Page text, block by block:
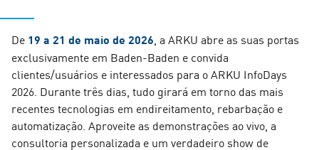
De 19 a 21 de maio de 2026 , a ARKU abre as suas portas
exclusivamente em Baden-Baden e convida
clientes/usuários e interessados para o ARKU InfoDays
2026. Durante três dias, tudo girará em torno das mais
recentes tecnologias em endireitamento, rebarbação e
automatização. Aproveite as demonstrações ao vivo, a
consultoria personalizada e um verdadeiro show de